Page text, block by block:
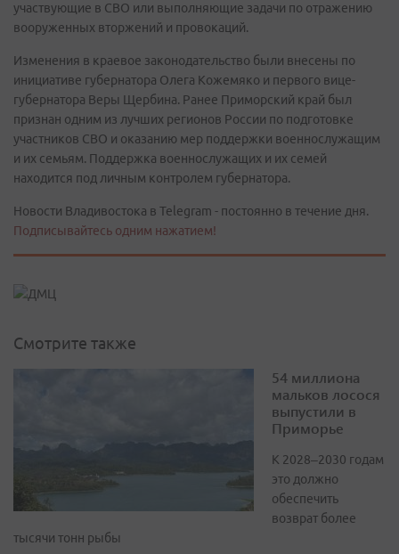
участвующие в СВО или выполняющие задачи по отражению
вооруженных вторжений и провокаций.
Изменения в краевое законодательство были внесены по
инициативе губернатора Олега Кожемяко и первого вице-
губернатора Веры Щербина. Ранее Приморский край был
признан одним из лучших регионов России по подготовке
участников СВО и оказанию мер поддержки военнослужащим
и их семьям. Поддержка военнослужащих и их семей
находится под личным контролем губернатора.
Новости Владивостока в Telegram - постоянно в течение дня.
Подписывайтесь одним нажатием!
Смотрите также
54 миллиона
мальков лосося
выпустили в
Приморье
К 2028–2030 годам
это должно
обеспечить
возврат более
тысячи тонн рыбы